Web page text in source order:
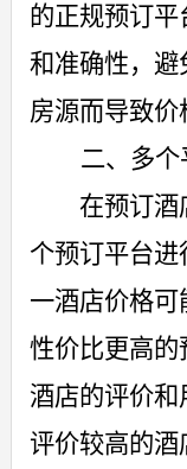
的正规预订
和准确性，避
房源而导致价
二、多
在预订酒
个预订平台进
一酒店价格可
性价比更高的
酒店的评价和
评价较高的